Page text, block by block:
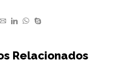
Relacionados